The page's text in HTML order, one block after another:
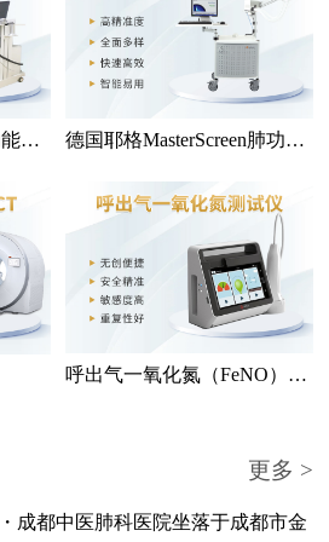
检
德国耶格MasterScreen肺功能
呼出气一氧化氮（FeNO）测
更多 >
成都中医肺科医院坐落于成都市金